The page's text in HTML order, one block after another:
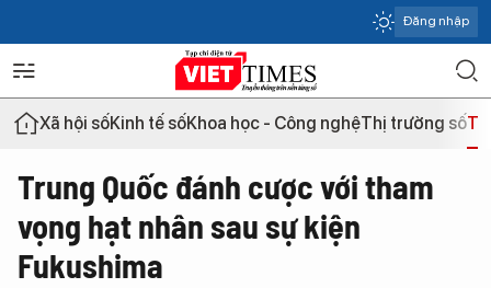
Đăng nhập
Xã hội sốKinh tế sốKhoa học - Công nghệThị trường số
Trung Quốc đánh cược với tham
vọng hạt nhân sau sự kiện
Fukushima